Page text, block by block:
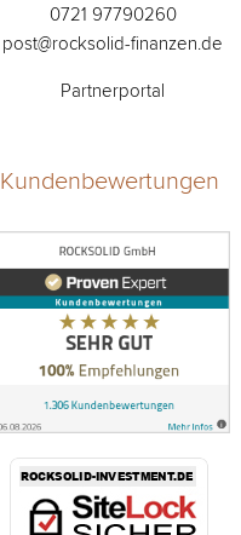
0721 97790260
post@rocksolid-finanzen.de
Partnerportal
Kundenbewertungen